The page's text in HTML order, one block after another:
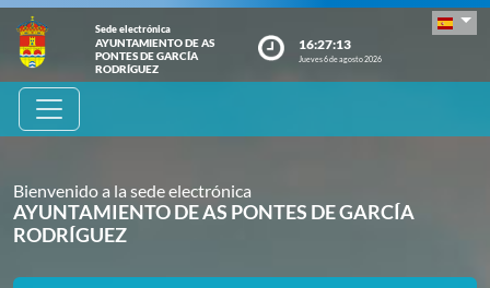
Sede electrónica
AYUNTAMIENTO DE AS
PONTES DE GARCÍA
RODRÍGUEZ
16:27:14
Jueves 6 de agosto 2026
Bienvenido a la sede electrónica
AYUNTAMIENTO DE AS PONTES DE GARCÍA
RODRÍGUEZ